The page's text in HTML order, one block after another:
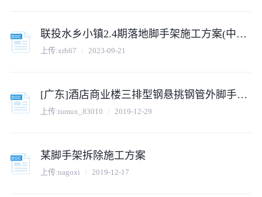
联投水乡小镇2.4期落地脚手架施工方案(中建二局）
上传:xrh67 2023-09-21
[广东]酒店商业楼三排型钢悬挑钢管外脚手架施工方案（附节点图 中建）_secret
上传:tumux_83010 2019-12-29
某脚手架拆除施工方案
上传:nagoxi 2019-12-17